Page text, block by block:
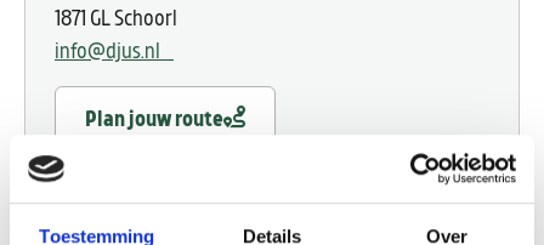
Toestemming Details Over
1871 GL Schoorl
info@djus.nl
Plan jouw route